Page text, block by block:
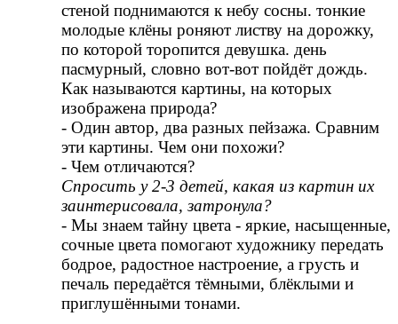
стеной поднимаются к небу сосны. тонкие
молодые клёны роняют листву на дорожку,
по которой торопится девушка. день
пасмурный, словно вот-вот пойдёт дождь.
Как называются картины, на которых
изображена природа?
- Один автор, два разных пейзажа. Сравним
эти картины. Чем они похожи?
- Чем отличаются?
Спросить у 2-3 детей, какая из картин их
заинтерисовала, затронула?
- Мы знаем тайну цвета - яркие, насыщенные,
сочные цвета помогают художнику передать
бодрое, радостное настроение, а грусть и
печаль передаётся тёмными, блёклыми и
приглушёнными тонами.